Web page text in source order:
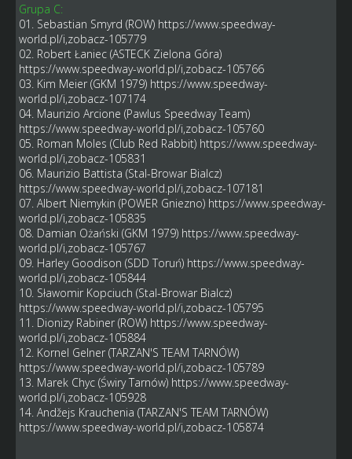
Grupa C:
01. Sebastian Smyrd (ROW) https://www.speedway-
world.pl/i,zobacz-105779
02. Robert Łaniec (ASTECK Zielona Góra)
https://www.speedway-world.pl/i,zobacz-105766
03. Kim Meier (GKM 1979) https://www.speedway-
world.pl/i,zobacz-107174
04. Maurizio Arcione (Pawlus Speedway Team)
https://www.speedway-world.pl/i,zobacz-105760
05. Roman Moles (Club Red Rabbit) https://www.speedway-
world.pl/i,zobacz-105831
06. Maurizio Battista (Stal-Browar Bialcz)
https://www.speedway-world.pl/i,zobacz-107181
07. Albert Niemykin (POWER Gniezno) https://www.speedway-
world.pl/i,zobacz-105835
08. Damian Ożański (GKM 1979) https://www.speedway-
world.pl/i,zobacz-105767
09. Harley Goodison (SDD Toruń) https://www.speedway-
world.pl/i,zobacz-105844
10. Sławomir Kopciuch (Stal-Browar Bialcz)
https://www.speedway-world.pl/i,zobacz-105795
11. Dionizy Rabiner (ROW) https://www.speedway-
world.pl/i,zobacz-105884
12. Kornel Gelner (TARZAN'S TEAM TARNÓW)
https://www.speedway-world.pl/i,zobacz-105789
13. Marek Chyc (Świry Tarnów) https://www.speedway-
world.pl/i,zobacz-105928
14. Andžejs Krauchenia (TARZAN'S TEAM TARNÓW)
https://www.speedway-world.pl/i,zobacz-105874